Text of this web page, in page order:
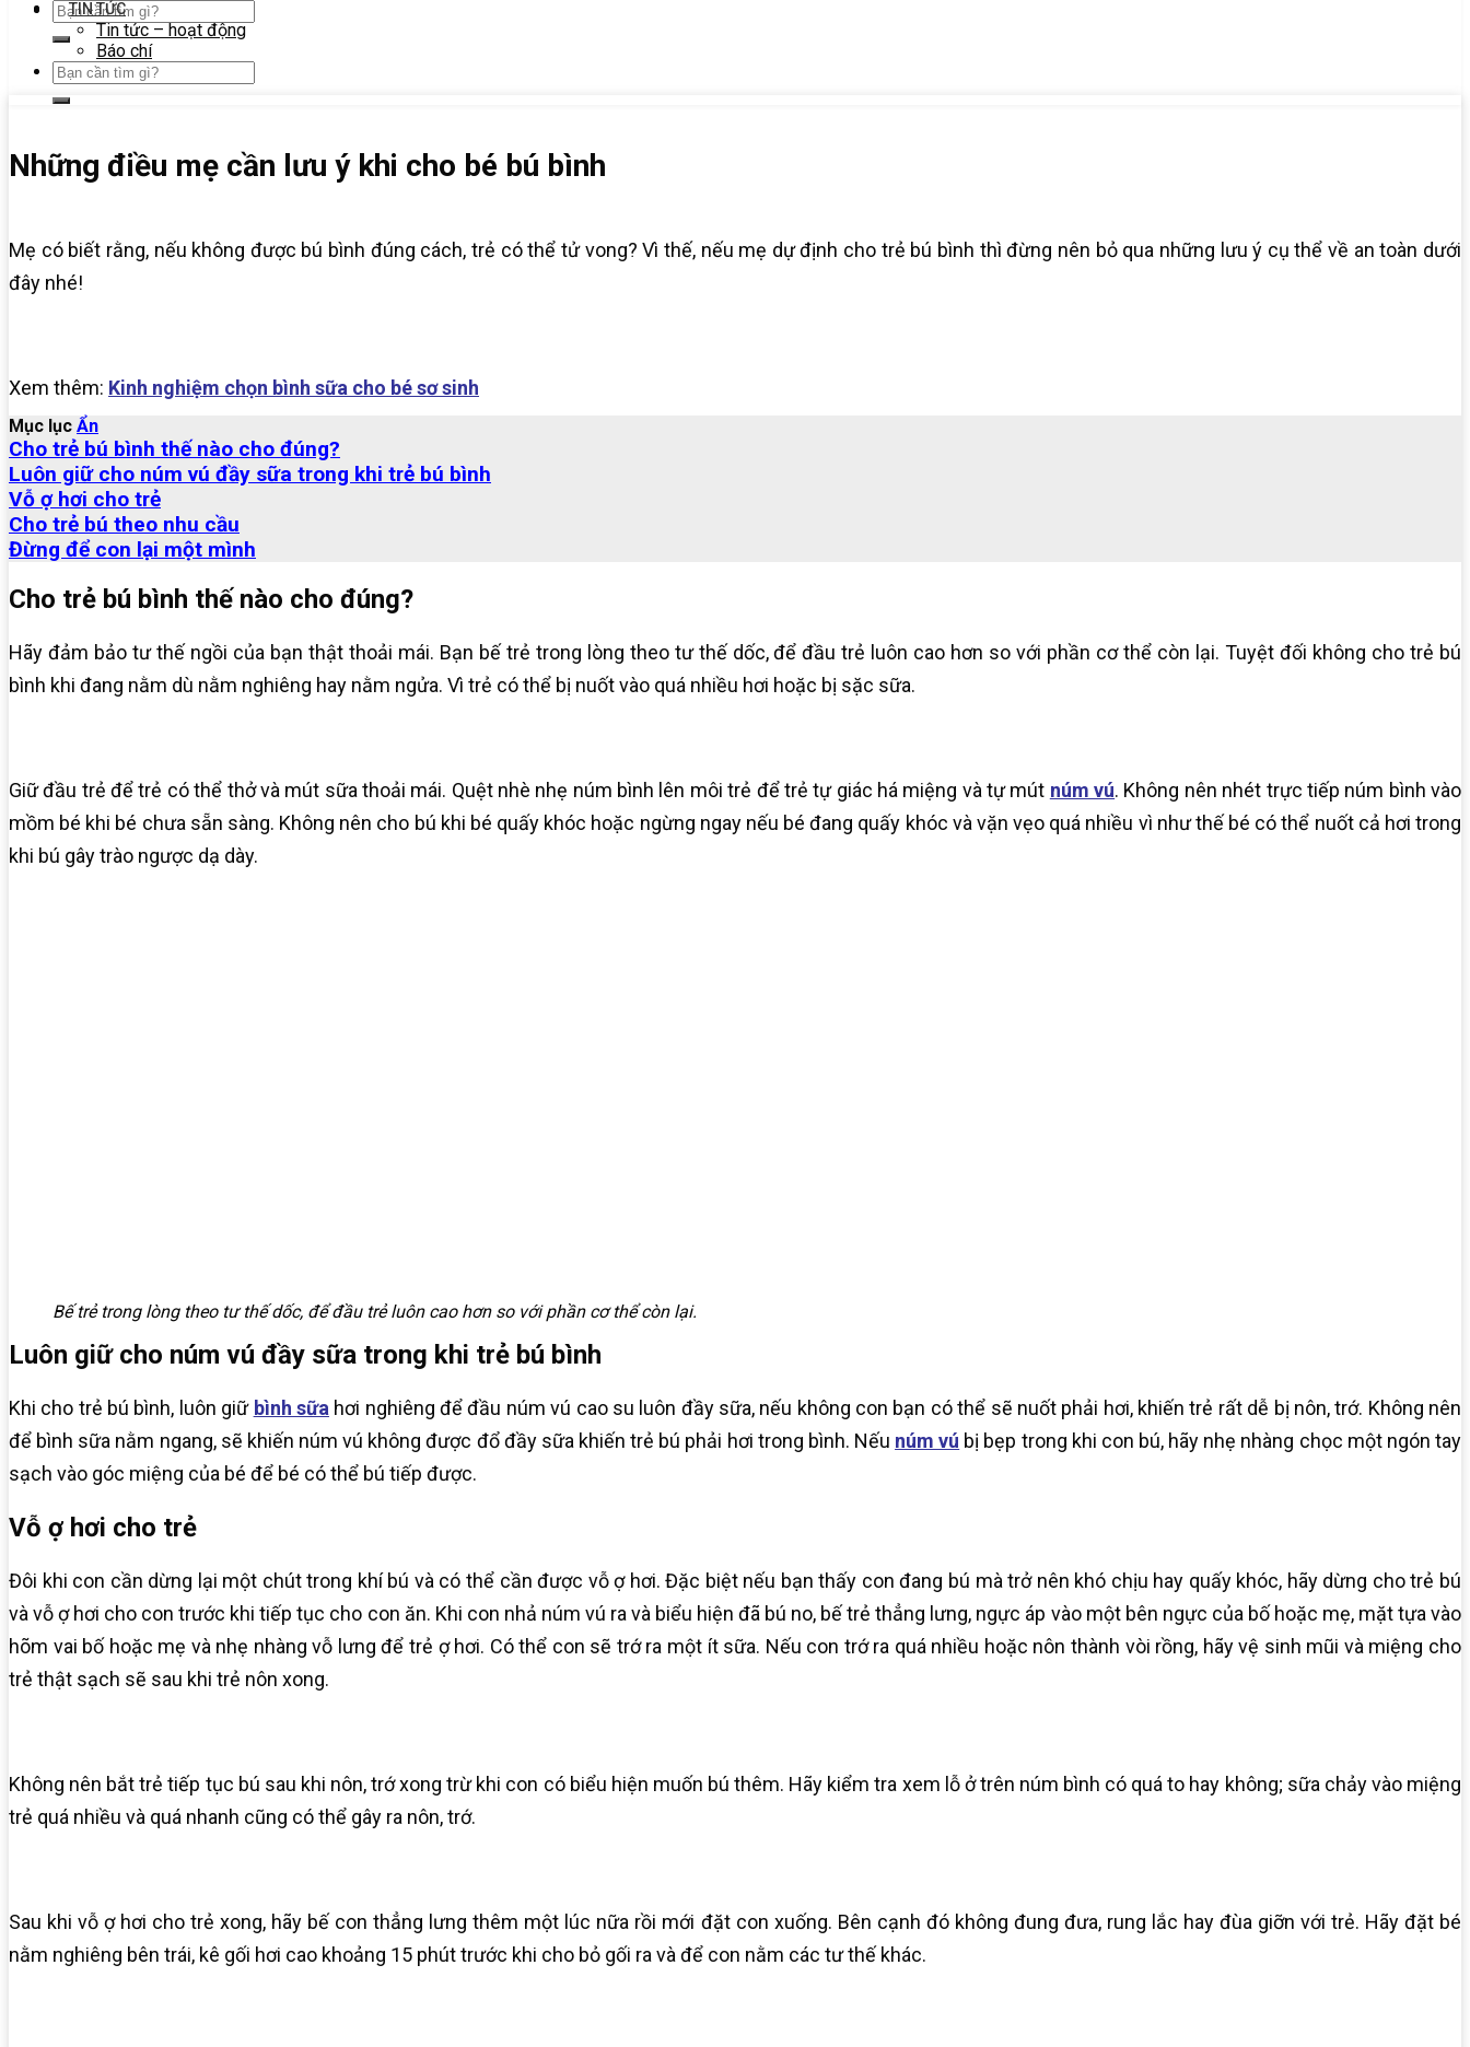
TIN TỨC
Tin tức – hoạt động
Báo chí
Những điều mẹ cần lưu ý khi cho bé bú bình
Mẹ có biết rằng, nếu không được bú bình đúng cách, trẻ có thể tử vong? Vì thế, nếu mẹ dự định cho trẻ bú bình thì đừng nên bỏ qua những lưu ý cụ thể về an toàn dưới
đây nhé!
Xem thêm: Kinh nghiệm chọn bình sữa cho bé sơ sinh
Mục lục Ẩn
Cho trẻ bú bình thế nào cho đúng?
Luôn giữ cho núm vú đầy sữa trong khi trẻ bú bình
Vỗ ợ hơi cho trẻ
Cho trẻ bú theo nhu cầu
Đừng để con lại một mình
Cho trẻ bú bình thế nào cho đúng?
Hãy đảm bảo tư thế ngồi của bạn thật thoải mái. Bạn bế trẻ trong lòng theo tư thế dốc, để đầu trẻ luôn cao hơn so với phần cơ thể còn lại. Tuyệt đối không cho trẻ bú
bình khi đang nằm dù nằm nghiêng hay nằm ngửa. Vì trẻ có thể bị nuốt vào quá nhiều hơi hoặc bị sặc sữa.
Giữ đầu trẻ để trẻ có thể thở và mút sữa thoải mái. Quệt nhè nhẹ núm bình lên môi trẻ để trẻ tự giác há miệng và tự mút núm vú. Không nên nhét trực tiếp núm bình vào
mồm bé khi bé chưa sẵn sàng. Không nên cho bú khi bé quấy khóc hoặc ngừng ngay nếu bé đang quấy khóc và vặn vẹo quá nhiều vì như thế bé có thể nuốt cả hơi trong
khi bú gây trào ngược dạ dày.
Bế trẻ trong lòng theo tư thế dốc, để đầu trẻ luôn cao hơn so với phần cơ thể còn lại.
Luôn giữ cho núm vú đầy sữa trong khi trẻ bú bình
Khi cho trẻ bú bình, luôn giữ bình sữa hơi nghiêng để đầu núm vú cao su luôn đầy sữa, nếu không con bạn có thể sẽ nuốt phải hơi, khiến trẻ rất dễ bị nôn, trớ. Không nên
để bình sữa nằm ngang, sẽ khiến núm vú không được đổ đầy sữa khiến trẻ bú phải hơi trong bình. Nếu núm vú bị bẹp trong khi con bú, hãy nhẹ nhàng chọc một ngón tay
sạch vào góc miệng của bé để bé có thể bú tiếp được.
Vỗ ợ hơi cho trẻ
Đôi khi con cần dừng lại một chút trong khí bú và có thể cần được vỗ ợ hơi. Đặc biệt nếu bạn thấy con đang bú mà trở nên khó chịu hay quấy khóc, hãy dừng cho trẻ bú
và vỗ ợ hơi cho con trước khi tiếp tục cho con ăn. Khi con nhả núm vú ra và biểu hiện đã bú no, bế trẻ thẳng lưng, ngực áp vào một bên ngực của bố hoặc mẹ, mặt tựa vào
hõm vai bố hoặc mẹ và nhẹ nhàng vỗ lưng để trẻ ợ hơi. Có thể con sẽ trớ ra một ít sữa. Nếu con trớ ra quá nhiều hoặc nôn thành vòi rồng, hãy vệ sinh mũi và miệng cho
trẻ thật sạch sẽ sau khi trẻ nôn xong.
Không nên bắt trẻ tiếp tục bú sau khi nôn, trớ xong trừ khi con có biểu hiện muốn bú thêm. Hãy kiểm tra xem lỗ ở trên núm bình có quá to hay không; sữa chảy vào miệng
trẻ quá nhiều và quá nhanh cũng có thể gây ra nôn, trớ.
Sau khi vỗ ợ hơi cho trẻ xong, hãy bế con thẳng lưng thêm một lúc nữa rồi mới đặt con xuống. Bên cạnh đó không đung đưa, rung lắc hay đùa giỡn với trẻ. Hãy đặt bé
nằm nghiêng bên trái, kê gối hơi cao khoảng 15 phút trước khi cho bỏ gối ra và để con nằm các tư thế khác.